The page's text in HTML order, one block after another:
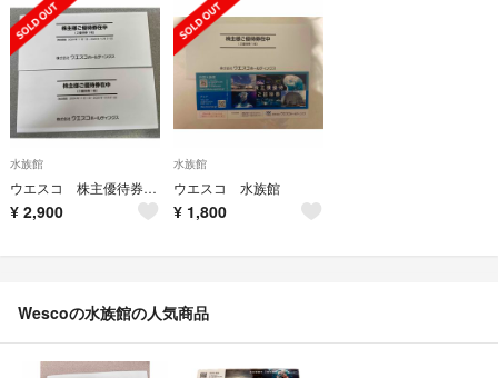
水族館
ウエスコ 株主優待券 水族館入場券2枚
¥ 2,900
水族館
ウエスコ 水族館
¥ 1,800
Wescoの水族館の人気商品